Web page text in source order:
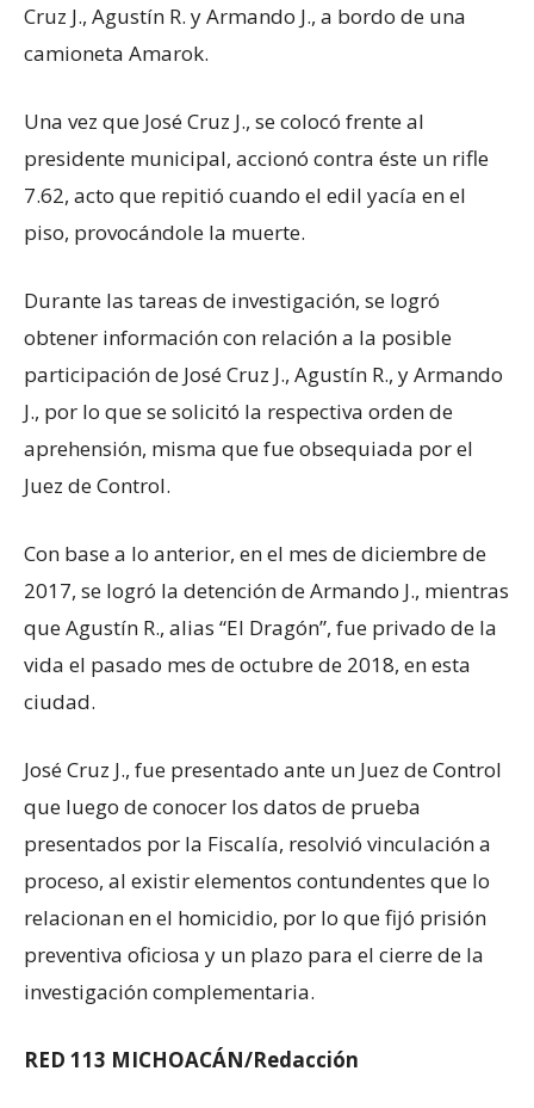
Cruz J., Agustín R. y Armando J., a bordo de una
camioneta Amarok.
Una vez que José Cruz J., se colocó frente al
presidente municipal, accionó contra éste un rifle
7.62, acto que repitió cuando el edil yacía en el
piso, provocándole la muerte.
Durante las tareas de investigación, se logró
obtener información con relación a la posible
participación de José Cruz J., Agustín R., y Armando
J., por lo que se solicitó la respectiva orden de
aprehensión, misma que fue obsequiada por el
Juez de Control.
Con base a lo anterior, en el mes de diciembre de
2017, se logró la detención de Armando J., mientras
que Agustín R., alias “El Dragón”, fue privado de la
vida el pasado mes de octubre de 2018, en esta
ciudad.
José Cruz J., fue presentado ante un Juez de Control
que luego de conocer los datos de prueba
presentados por la Fiscalía, resolvió vinculación a
proceso, al existir elementos contundentes que lo
relacionan en el homicidio, por lo que fijó prisión
preventiva oficiosa y un plazo para el cierre de la
investigación complementaria.
RED 113 MICHOACÁN/Redacción